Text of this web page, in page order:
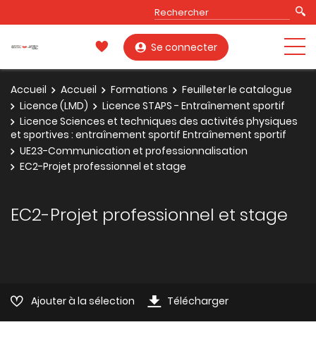
Se connecter
Accueil Accueil Formations
Feuilleter le catalogue
Licence (LMD)
Licence STAPS - Entraînement sportif
Licence Sciences et techniques des activités physiques
et sportives : entraînement sportif Entraînement sportif
UE23-Communication et professionnalisation
EC2-Projet professionnel et stage
EC2-Projet professionnel et stage
Ajouter à la sélection Télécharger